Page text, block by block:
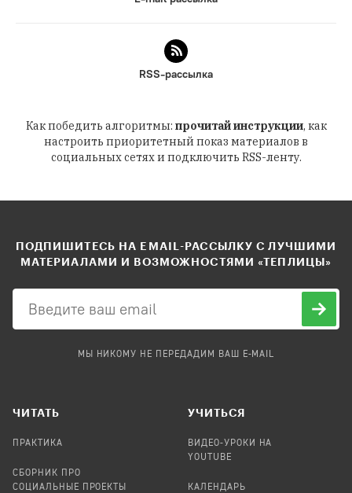
RSS-рассылка
Как победить алгоритмы: прочитай инструкции, как
настроить приоритетный показ материалов в
социальных сетях и подключить RSS-ленту.
ПОДПИШИТЕСЬ НА EMAIL-РАССЫЛКУ С ЛУЧШИМИ
МАТЕРИАЛАМИ И ВОЗМОЖНОСТЯМИ «ТЕПЛИЦЫ»
МЫ НИКОМУ НЕ ПЕРЕДАДИМ ВАШ E-MAIL
ЧИТАТЬ
ПРАКТИКА
СБОРНИК ПРО
СОЦИАЛЬНЫЕ ПРОЕКТЫ
УЧИТЬСЯ
ВИДЕО-УРОКИ НА
YOUTUBE
КАЛЕНДАРЬ